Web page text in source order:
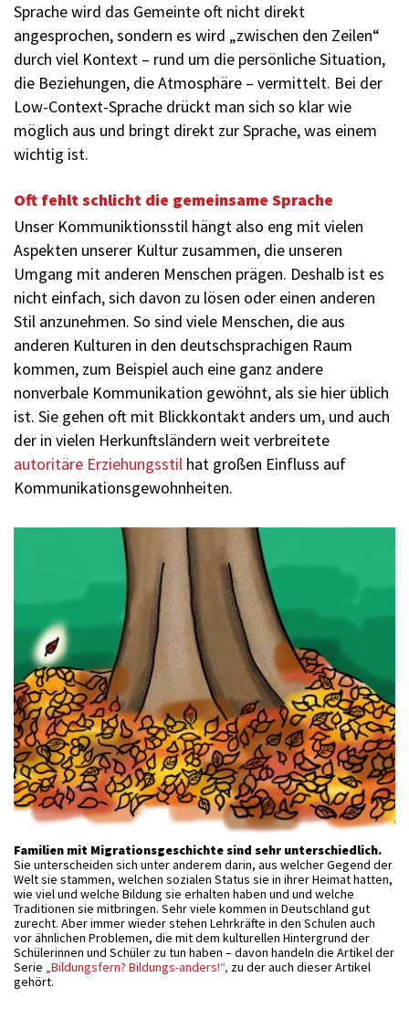
Sprache wird das Gemeinte oft nicht direkt
angesprochen, sondern es wird „zwischen den Zeilen“
durch viel Kontext – rund um die persönliche Situation,
die Beziehungen, die Atmosphäre – vermittelt. Bei der
Low-Context-Sprache drückt man sich so klar wie
möglich aus und bringt direkt zur Sprache, was einem
wichtig ist.
Oft fehlt schlicht die gemeinsame Sprache
Unser Kommuniktionsstil hängt also eng mit vielen
Aspekten unserer Kultur zusammen, die unseren
Umgang mit anderen Menschen prägen. Deshalb ist es
nicht einfach, sich davon zu lösen oder einen anderen
Stil anzunehmen. So sind viele Menschen, die aus
anderen Kulturen in den deutschsprachigen Raum
kommen, zum Beispiel auch eine ganz andere
nonverbale Kommunikation gewöhnt, als sie hier üblich
ist. Sie gehen oft mit Blickkontakt anders um, und auch
der in vielen Herkunftsländern weit verbreitete
autoritäre Erziehungsstil hat großen Einfluss auf
Kommunikationsgewohnheiten.
Familien mit Migrationsgeschichte sind sehr unterschiedlich.
Sie unterscheiden sich unter anderem darin, aus welcher Gegend der
Welt sie stammen, welchen sozialen Status sie in ihrer Heimat hatten,
wie viel und welche Bildung sie erhalten haben und und welche
Traditionen sie mitbringen. Sehr viele kommen in Deutschland gut
zurecht. Aber immer wieder stehen Lehrkräfte in den Schulen auch
vor ähnlichen Problemen, die mit dem kulturellen Hintergrund der
Schülerinnen und Schüler zu tun haben – davon handeln die Artikel der
Serie „Bildungsfern? Bildungs-anders!“, zu der auch dieser Artikel
gehört.